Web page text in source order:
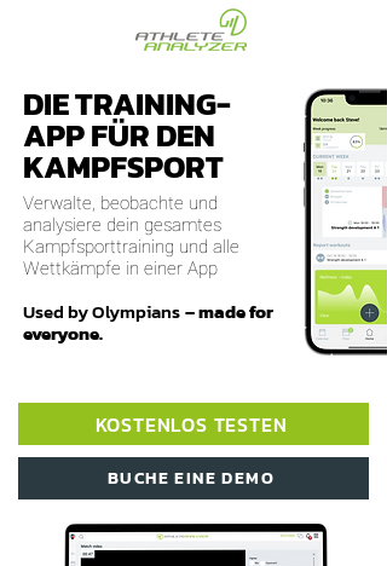
DIE TRAINING-
APP FÜR DEN
KAMPFSPORT
Verwalte, beobachte und
analysiere dein gesamtes
Kampfsporttraining und alle
Wettkämpfe in einer App
Used by Olympians– made for
everyone.
KOSTENLOS TESTEN
BUCHE EINE DEMO